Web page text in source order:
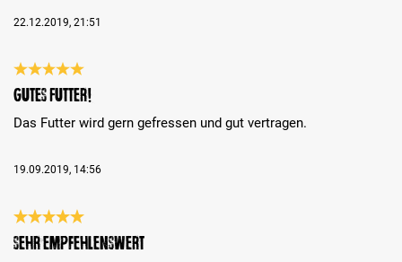
22.12.2019, 21:51
Review with rating of 5 out of 5 stars
Gutes Futter!
Das Futter wird gern gefressen und gut vertragen.
19.09.2019, 14:56
Review with rating of 5 out of 5 stars
Sehr empfehlenswert